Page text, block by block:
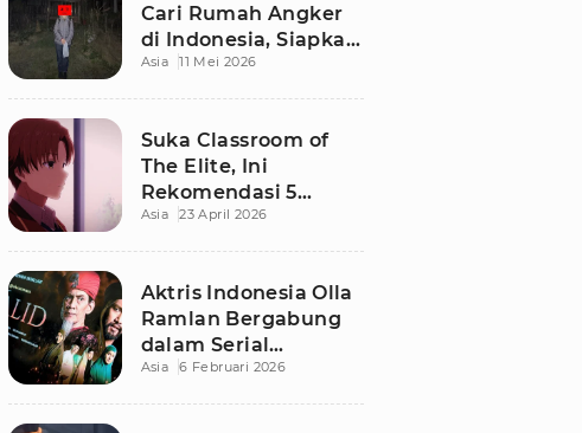
Cari Rumah Angker
di Indonesia, Siapkan
Imbalan Rp50 Juta
Asia 11 Mei 2026
Suka Classroom of
The Elite, Ini
Rekomendasi 5
Anime yang Wajib
Asia 23 April 2026
Aktris Indonesia Olla
Ramlan Bergabung
dalam Serial
Malaysia 'Walid', Apa
Asia 6 Februari 2026